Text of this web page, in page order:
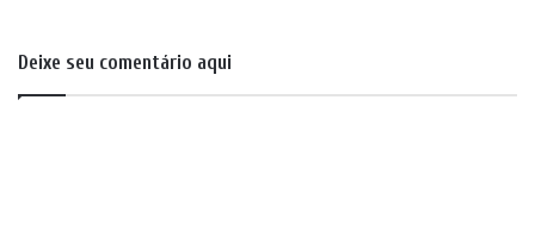
Deixe seu comentário aqui